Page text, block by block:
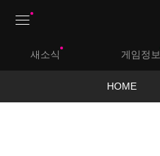
새소식 게임정보
HOME